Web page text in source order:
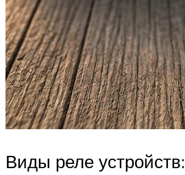
Виды реле устройств: